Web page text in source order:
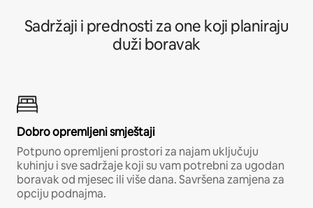
Sadržaji i prednosti za one koji planiraju
duži boravak
Dobro opremljeni smještaji
Potpuno opremljeni prostori za najam uključuju
kuhinju i sve sadržaje koji su vam potrebni za ugodan
boravak od mjesec ili više dana. Savršena zamjena za
opciju podnajma.